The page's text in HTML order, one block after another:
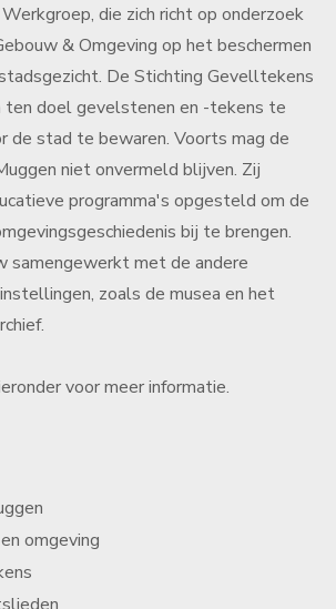
die zich richt op onderzoek
& Omgeving op het beschermen
De Stichting Gevelltekens
doel gevelstenen en -tekens te
de stad te bewaren. Voorts mag de
niet onvermeld blijven. Zij
programma's opgesteld om de
bij te brengen.
samengewerkt met de andere
zoals de musea en het
voor meer informatie.